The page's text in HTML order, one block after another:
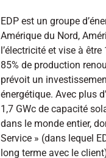
EDP est un groupe
Amérique du Nord,
l’électricité et vise à
85% de production
prévoit un
énergétique. Avec plus
1,7 GWc de capacité
dans le monde entier,
Service » (dans lequel
long terme avec le